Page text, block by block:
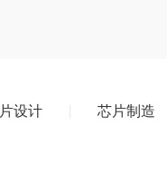
设计
芯片制造